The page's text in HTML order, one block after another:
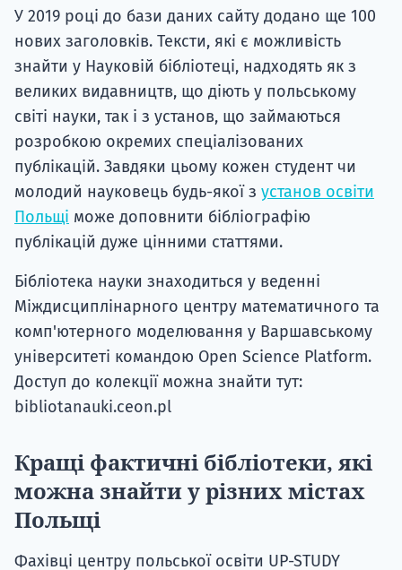
У 2019 році до бази даних сайту додано ще 100
нових заголовків. Тексти, які є можливість
знайти у Науковій бібліотеці, надходять як з
великих видавництв, що діють у польському
світі науки, так і з установ, що займаються
розробкою окремих спеціалізованих
публікацій. Завдяки цьому кожен студент чи
молодий науковець будь-якої з установ освіти
Польщі може доповнити бібліографію
публікацій дуже цінними статтями.
Бібліотека науки знаходиться у веденні
Міждисциплінарного центру математичного та
комп'ютерного моделювання у Варшавському
університеті командою Open Science Platform.
Доступ до колекції можна знайти тут:
bibliotanauki.ceon.pl
Кращі фактичні бібліотеки, які
можна знайти у різних містах
Польщі
Фахівці центру польської освіти UP-STUDY